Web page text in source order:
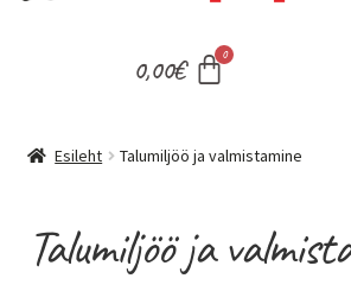
0,00€
Esileht Talumiljöö ja valmistamine
Talumiljöö ja